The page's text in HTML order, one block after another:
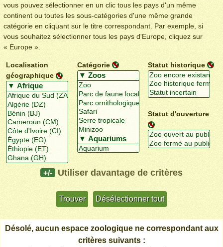
vous pouvez sélectionner en un clic tous les pays d'un même
continent ou toutes les sous-catégories d'une même grande
catégorie en cliquant sur le titre correspondant. Par exemple, si
vous souhaitez sélectionner tous les pays d'Europe, cliquez sur
« Europe ».
Localisation
géographique
Catégorie Statut historique
Statut d'ouverture
+/- Utiliser davantage de critères
Désolé, aucun espace zoologique ne correspondant aux
critères suivants :